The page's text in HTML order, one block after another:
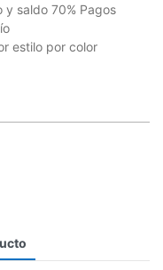
y saldo 70% Pagos
estilo por color